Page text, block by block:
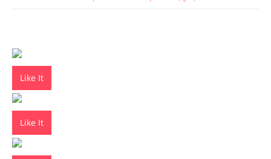
Like It
Like It